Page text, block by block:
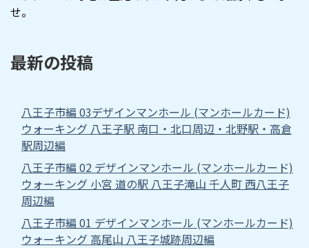
せ。
最新の投稿
八王子市編 03デザインマンホール (マンホールカード)
ウォーキング 八王子駅 南口・北口周辺・北野駅・高倉
駅周辺編
八王子市編 02 デザインマンホール (マンホールカード)
ウォーキング 小宮 道の駅 八王子滝山 千人町 西八王子
周辺編
八王子市編 01 デザインマンホール (マンホールカード)
ウォーキング 高尾山 八王子城跡周辺編